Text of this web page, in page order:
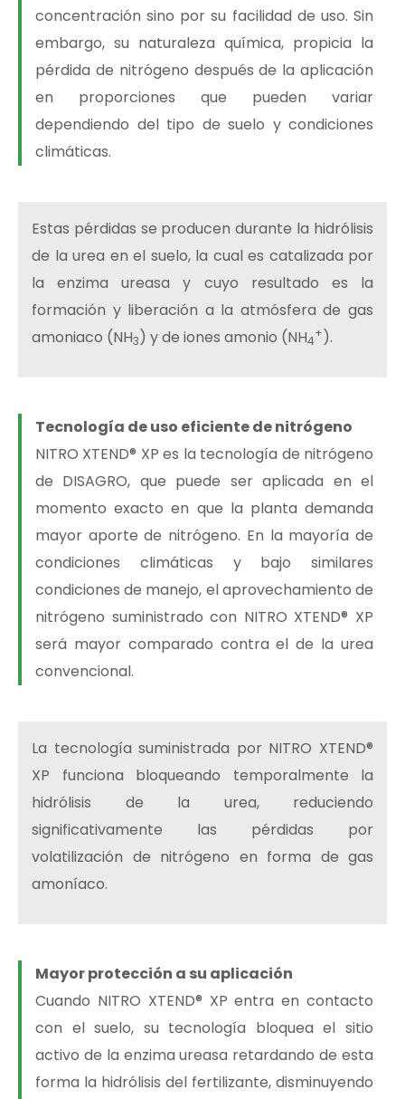
concentración sino por su facilidad de uso. Sin
embargo, su naturaleza química, propicia la
pérdida de nitrógeno después de la aplicación
en proporciones que pueden variar
dependiendo del tipo de suelo y condiciones
climáticas.
Estas pérdidas se producen durante la hidrólisis
de la urea en el suelo, la cual es catalizada por
la enzima ureasa y cuyo resultado es la
formación y liberación a la atmósfera de gas
amoniaco (NH3) y de iones amonio (NH4
+).
Tecnología de uso eficiente de nitrógeno
NITRO XTEND® XP es la tecnología de nitrógeno
de DISAGRO, que puede ser aplicada en el
momento exacto en que la planta demanda
mayor aporte de nitrógeno. En la mayoría de
condiciones climáticas y bajo similares
condiciones de manejo, el aprovechamiento de
nitrógeno suministrado con NITRO XTEND® XP
será mayor comparado contra el de la urea
convencional.
La tecnología suministrada por NITRO XTEND®
XP funciona bloqueando temporalmente la
hidrólisis de la urea, reduciendo
significativamente las pérdidas por
volatilización de nitrógeno en forma de gas
amoníaco.
Mayor protección a su aplicación
Cuando NITRO XTEND® XP entra en contacto
con el suelo, su tecnología bloquea el sitio
activo de la enzima ureasa retardando de esta
forma la hidrólisis del fertilizante, disminuyendo